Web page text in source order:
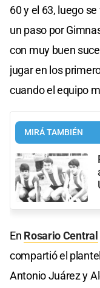
60 y el 63, luego
un paso por
con muy buen
jugar en los
cuando el equipo
MIRÁ TAMBIÉN
En Rosario Central
compartió el
Antonio Juárez y